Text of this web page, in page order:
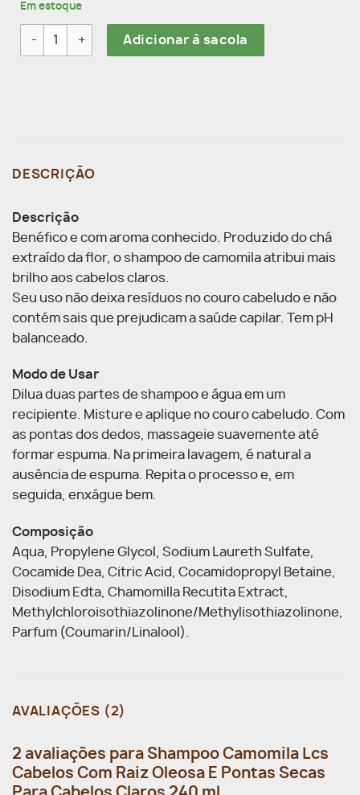
Em estoque
Shampoo Camomila Lcs Cabelos Com Raiz Oleosa E
Adicionar à sacola
DESCRIÇÃO
Descrição
Benéfico e com aroma conhecido. Produzido do chá
extraído da flor, o shampoo de camomila atribui mais
brilho aos cabelos claros.
Seu uso não deixa resíduos no couro cabeludo e não
contém sais que prejudicam a saúde capilar. Tem pH
balanceado.
Modo de Usar
Dilua duas partes de shampoo e água em um
recipiente. Misture e aplique no couro cabeludo. Com
as pontas dos dedos, massageie suavemente até
formar espuma. Na primeira lavagem, é natural a
ausência de espuma. Repita o processo e, em
seguida, enxágue bem.
Composição
Aqua, Propylene Glycol, Sodium Laureth Sulfate,
Cocamide Dea, Citric Acid, Cocamidopropyl Betaine,
Disodium Edta, Chamomilla Recutita Extract,
Methylchloroisothiazolinone/Methylisothiazolinone,
Parfum (Coumarin/Linalool).
AVALIAÇÕES (2)
2 avaliações para Shampoo Camomila Lcs
Cabelos Com Raiz Oleosa E Pontas Secas